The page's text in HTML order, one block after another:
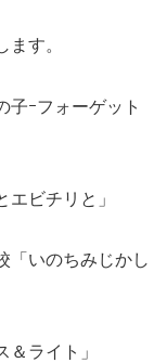
ます。
子ｰフォーゲット
エビチリと」
「いのちみじかし
＆ライト」